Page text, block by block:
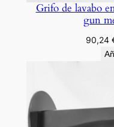
Grifo de lavabo
gun
90,24